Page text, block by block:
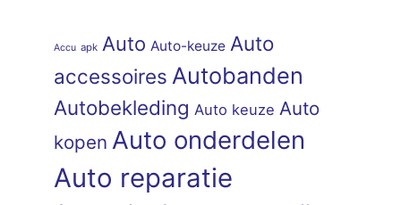
Accu apk Auto Auto-keuze Auto
accessoires Autobanden
Autobekleding Auto keuze Auto
kopen Auto onderdelen
Auto reparatie